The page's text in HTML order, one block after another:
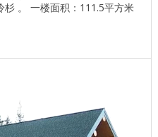
。 一楼面积：111.5平方米
平方米 了解基地的价格 独
房和修理房屋 - 找出价格 木
目 ...